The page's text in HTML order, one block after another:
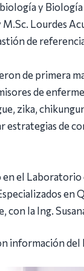
y Biología
Lourdes
de
de primera
de
zika,
estrategias de
el Laboratorio
en
con la Ing.
información del